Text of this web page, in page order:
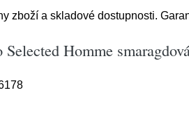
zboží a skladové dostupnosti.
Homme